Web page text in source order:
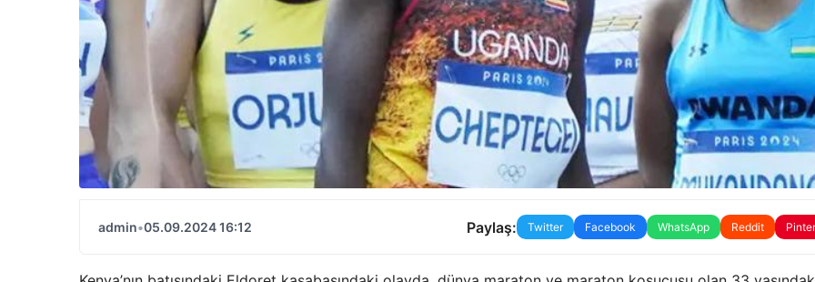
admin•05.09.2024 16:12 Paylaş: Twitter Facebook WhatsApp Reddit